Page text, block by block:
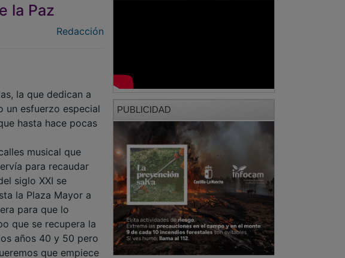
la Paz
Redacción
la que dedican a
un esfuerzo especial
hasta hace pocas
musical que
para recaudar
siglo XXI se
la Plaza Mayor a
para que lo
que se recupera la
años 40 y 50 pero
que empiece
PUBLICIDAD